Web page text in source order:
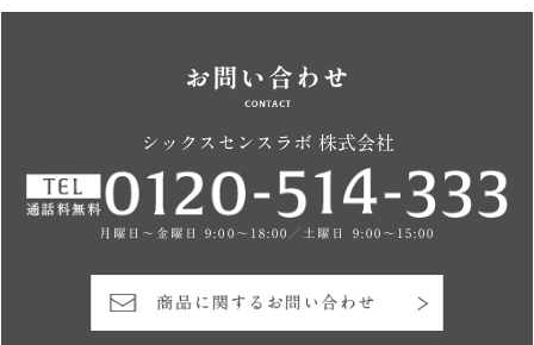
シックスセンスラボ 株式会社
月曜日～金曜日 9:00～18:00／土曜日 9:00～15:00